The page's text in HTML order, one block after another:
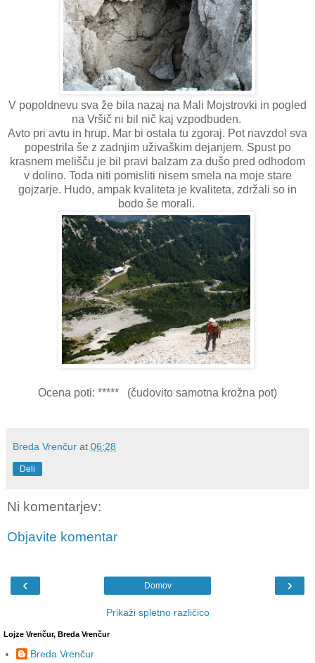
V popoldnevu sva že bila nazaj na Mali Mojstrovki in pogled
na Vršič ni bil nič kaj vzpodbuden.
Avto pri avtu in hrup. Mar bi ostala tu zgoraj. Pot navzdol sva
popestrila še z zadnjim uživaškim dejanjem. Spust po
krasnem melišču je bil pravi balzam za dušo pred odhodom
v dolino. Toda niti pomisliti nisem smela na moje stare
gojzarje. Hudo, ampak kvaliteta je kvaliteta, zdržali so in
bodo še morali.
Ocena poti: ***** (čudovito samotna krožna pot)
Breda Vrenčur at 06:28
Deli
Ni komentarjev:
Objavite komentar
‹ ›
Domov
Prikaži spletno različico
Lojze Vrenčur, Breda Vrenčur
Breda Vrenčur